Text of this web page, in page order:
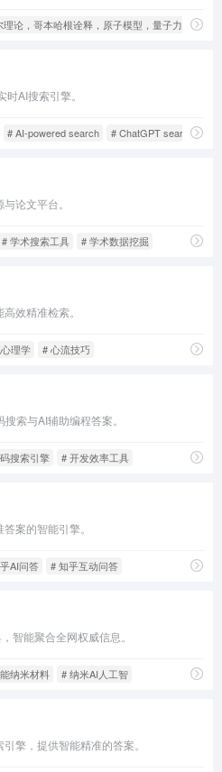
理论，哥本哈根诠释，原子模型，量子力学，互
AI搜索引擎。
# AI-powered search # ChatGPT search
论文平台。
# 学术搜索工具 # 学术数据挖掘
效精准检索。
理学 # 心流技巧
索与AI辅助编程答案。
搜索引擎 # 开发效率工具
案的智能引擎。
AI问答 # 知乎互动问答
智能聚合全网权威信息。
纳米材料 # 纳米AI人工智
擎，提供智能精准的答案。